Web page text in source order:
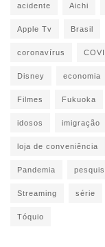
acidente Aichi
Apple Tv Brasil
coronavírus
Disney economia
Filmes Fukuoka
idosos imigração
loja de conveniência
Pandemia
Streaming série
Tóquio